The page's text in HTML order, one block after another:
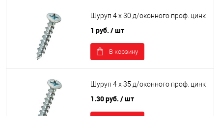
Шуруп 4 х 30 д/оконного проф. цинк
1 руб. / шт
В корзину
Шуруп 4 х 35 д/оконного проф. цинк
1.30 руб. / шт